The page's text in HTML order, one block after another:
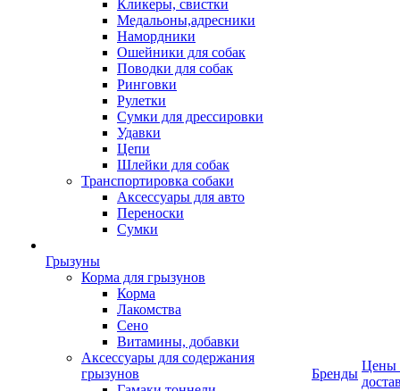
Кликеры, свистки
Медальоны,адресники
Намордники
Ошейники для собак
Поводки для собак
Ринговки
Рулетки
Сумки для дрессировки
Удавки
Цепи
Шлейки для собак
Транспортировка собаки
Аксессуары для авто
Переноски
Сумки
Грызуны
Корма для грызунов
Корма
Лакомства
Сено
Витамины, добавки
Аксессуары для содержания
грызунов
Бренды
Цены